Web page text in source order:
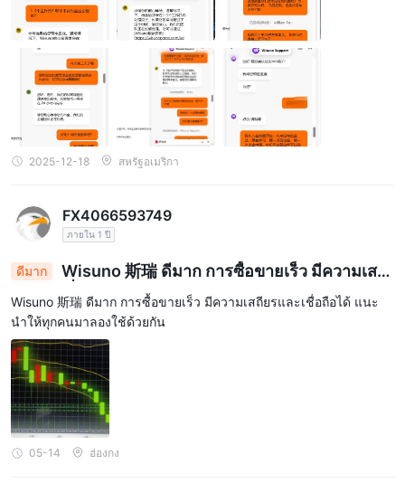
งระมัดระวังในอนาคต
2025-12-18 สหรัฐอเมริกา
FX4066593749
ภายใน 1 ปี
ดีมาก
Wisuno 斯瑞 ดีมาก การซื้อขายเร็ว มีความเสถี
ยรและเชื่อถือได้ แนะนำให้ทุกคนมาลองใช้ด้วยกัน
Wisuno 斯瑞 ดีมาก การซื้อขายเร็ว มีความเสถียรและเชื่อถือได้ แนะ
นำให้ทุกคนมาลองใช้ด้วยกัน
05-14 ฮ่องกง